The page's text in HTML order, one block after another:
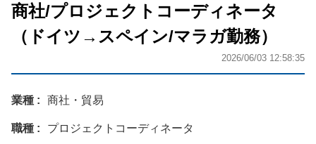
商社/プロジェクトコーディネータ
（ドイツ→スペイン/マラガ勤務）
2026/06/03 12:58:35
業種 商社・貿易
職種 プロジェクトコーディネータ